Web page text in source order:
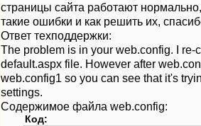
страницы сайта работают
такие ошибки и как решить их,
Ответ техподдержки:
The problem is in your web.config. I
default.aspx file. However after
web.config1 so you can see that it's
settings.
Содержимое файла web.config:
Код: